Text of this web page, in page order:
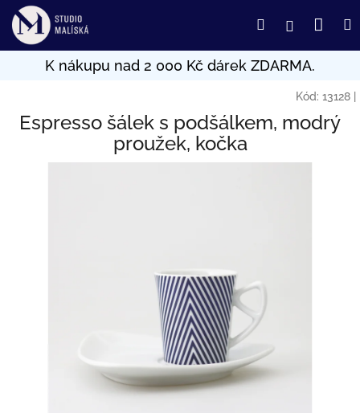
Přejít
obsah
HledatPřihlášení
Kód: 13128
Espresso šálek s podšálkem, modrý
proužek, kočka